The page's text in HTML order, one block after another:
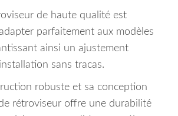
de haute qualité est
parfaitement aux modèles
ainsi un ajustement
sans tracas.
robuste et sa conception
rétroviseur offre une durabilité